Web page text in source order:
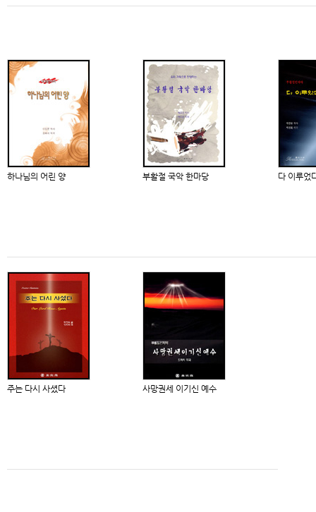
하나님의 어린 양 부활절 국악 한마당 다 이루었
주는 다시 사셨다 사망권세 이기신 예수